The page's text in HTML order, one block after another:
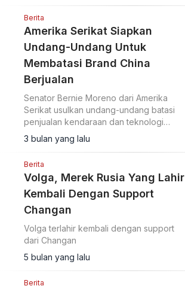
Berita
Amerika Serikat Siapkan
Undang-Undang Untuk
Membatasi Brand China
Berjualan
Senator Bernie Moreno dari Amerika
Serikat usulkan undang-undang batasi
penjualan kendaraan dan teknologi
China di pasar AS demi keamanan
nasional.
3 bulan yang lalu
Berita
Volga, Merek Rusia Yang Lahir
Kembali Dengan Support
Changan
Volga terlahir kembali dengan support
dari Changan
5 bulan yang lalu
Berita